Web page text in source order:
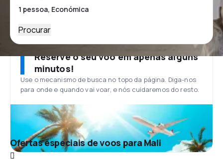
Procurar
Reserve o seu voo em apenas alguns
minutos!
Use o mecanismo de busca no topo da página. Diga-nos
para onde e quando vai voar, e nós cuidaremos do resto.
Ofertas especiais de voos para Mali